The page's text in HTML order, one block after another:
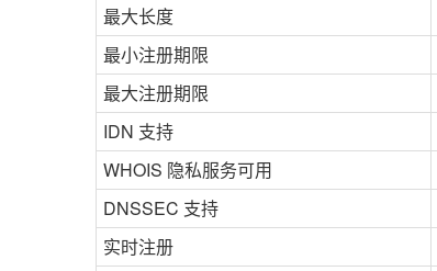
最大长度
最小注册期限
最大注册期限
IDN 支持
WHOIS 隐私服务可用
DNSSEC 支持
实时注册